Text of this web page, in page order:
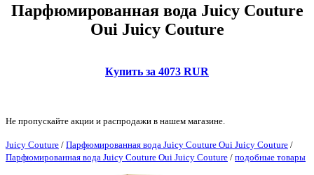
Парфюмированная вода Juicy Couture
Oui Juicy Couture
Купить за 4073 RUR
Не пропускайте акции и распродажи в нашем магазине.
Juicy Couture / Парфюмированная вода Juicy Couture Oui Juicy Couture /
Парфюмированная вода Juicy Couture Oui Juicy Couture / подобные товары